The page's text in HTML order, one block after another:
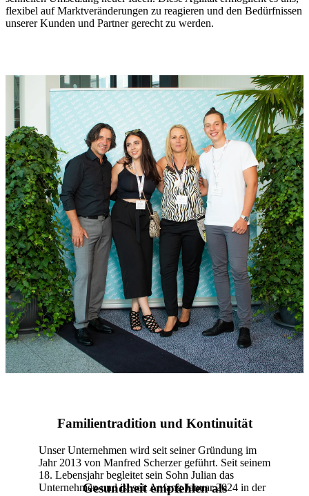
flexibel auf Marktveränderungen zu reagieren und den Bedürfnissen
unserer Kunden und Partner gerecht zu werden.
Familientradition und Kontinuität
Unser Unternehmen wird seit seiner Gründung im
Jahr 2013 von Manfred Scherzer geführt. Seit seinem
18. Lebensjahr begleitet sein Sohn Julian das
Unternehmen und ist seit Anfang Januar 2024 in der
Gesundheit empfehlen als